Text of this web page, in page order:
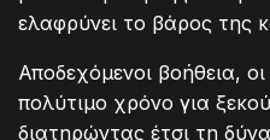
ελαφρύνει το βάρος της
Αποδεχόμενοι βοήθεια,
πολύτιμο χρόνο για
διατηρώντας έτσι τη